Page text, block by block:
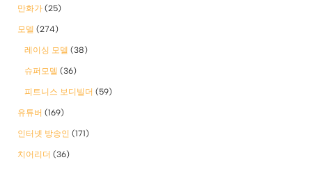
만화가 (25)
모델 (274)
레이싱 모델 (38)
슈퍼모델 (36)
피트니스 보디빌더 (59)
유튜버 (169)
인터넷 방송인 (171)
치어리더 (36)